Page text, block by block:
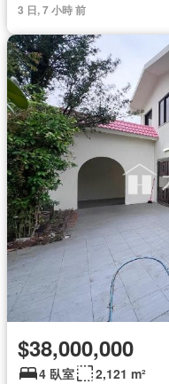
3 日, 7 小時 前
$38,000,000
4 臥室 2,121 m²